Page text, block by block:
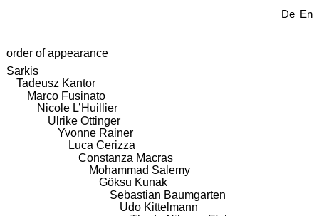
De En
order of appearance
Sarkis
Tadeusz Kantor
Marco Fusinato
Nicole L’Huillier
Ulrike Ottinger
Yvonne Rainer
Luca Cerizza
Constanza Macras
Mohammad Salemy
Göksu Kunak
Sebastian Baumgarten
Udo Kittelmann